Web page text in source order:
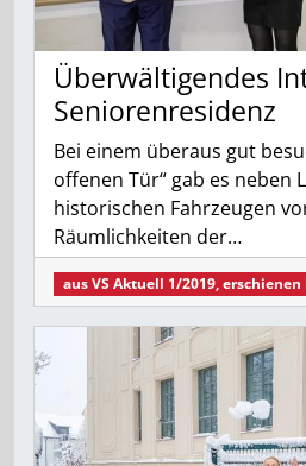
Überwältigendes
Seniorenresidenz
Bei einem überaus gut
offenen Tür“ gab es neben
historischen Fahrzeugen
Räumlichkeiten der…
ausVS Aktuell 1/2019, erschienen